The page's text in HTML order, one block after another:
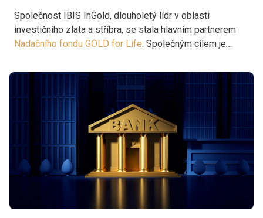
Společnost IBIS InGold, dlouholetý lídr v oblasti
investičního zlata a stříbra, se stala hlavním partnerem
Nadačního fondu GOLD for Life. Společným cílem je
skutečně potřebná.